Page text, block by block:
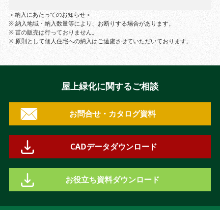
＜納入にあたってのお知らせ＞
※ 納入地域・納入数量等により、お断りする場合があります。
※ 苗の販売は行っておりません。
※ 原則として個人住宅への納入はご遠慮させていただいております。
屋上緑化に関するご相談
お問合せ・カタログ資料
CADデータダウンロード
お役立ち資料ダウンロード